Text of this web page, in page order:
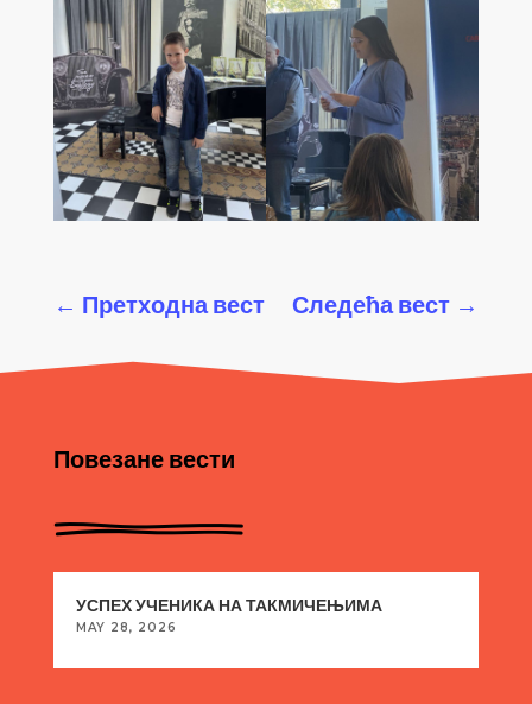
← Претходна вест Следећа вест →
Повезане вести
УСПЕХ УЧЕНИКА НА ТАКМИЧЕЊИМА
MAY 28, 2026